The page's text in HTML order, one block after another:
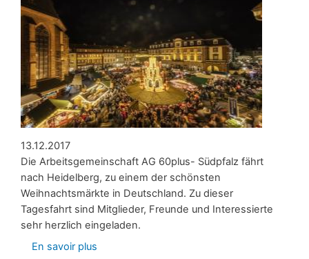
13.12.2017
Die Arbeitsgemeinschaft AG 60plus- Südpfalz fährt
nach Heidelberg, zu einem der schönsten
Weihnachtsmärkte in Deutschland. Zu dieser
Tagesfahrt sind Mitglieder, Freunde und Interessierte
sehr herzlich eingeladen.
En savoir plus